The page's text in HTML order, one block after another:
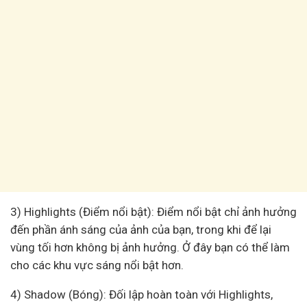
3) Highlights (Điểm nổi bật): Điểm nổi bật chỉ ảnh hưởng
đến phần ánh sáng của ảnh của bạn, trong khi để lại
vùng tối hơn không bị ảnh hưởng. Ở đây bạn có thể làm
cho các khu vực sáng nổi bật hơn.
4) Shadow (Bóng): Đối lập hoàn toàn với Highlights,